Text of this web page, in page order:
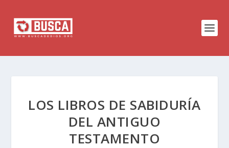
LOS LIBROS DE SABIDURÍA
DEL ANTIGUO
TESTAMENTO